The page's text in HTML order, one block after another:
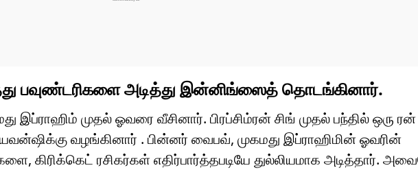
பவுண்டரிகளை அடித்து இன்னிங்ஸைத் தொடங்கினார்.
இப்ராஹிம் முதல் ஓவரை வீசினார். பிரப்சிம்ரன் சிங் முதல் பந்தில் ஒரு ரன்
வழங்கினார் . பின்னர் வைபவ், முகமது இப்ராஹிமின் ஓவரின்
கிரிக்கெட் ரசிகர்கள் எதிர்பார்த்தபடியே துல்லியமாக அடித்தார்.